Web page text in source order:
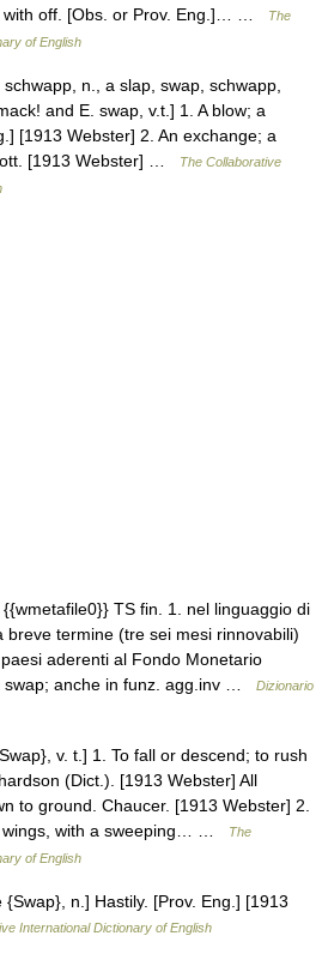
with off. [Obs. or Prov. Eng.]… …
The
of English
n., a slap, swap, schwapp,
and E. swap, v.t.] 1. A blow; a
[1913 Webster] 2. An exchange; a
[1913 Webster] …
The Collaborative
TS fin. 1. nel linguaggio di
breve termine (tre sei mesi rinnovabili)
aderenti al Fondo Monetario
swap; anche in funz. agg.inv …
Dizionario
v. t.] 1. To fall or descend; to rush
(Dict.). [1913 Webster] All
to ground. Chaucer. [1913 Webster] 2.
wings, with a sweeping… …
The
of English
n.] Hastily. [Prov. Eng.] [1913
International Dictionary of English